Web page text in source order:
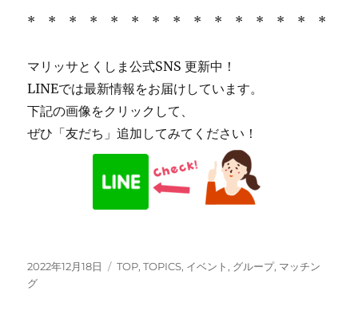
* * * * * * * * * * * * * * *
マリッサとくしま公式SNS 更新中！
LINEでは最新情報をお届けしています。
下記の画像をクリックして、
ぜひ「友だち」追加してみてください！
投
稿
2022年12月18日
カ
TOP,TOPICS, イベント , グループ, マッチン
グ